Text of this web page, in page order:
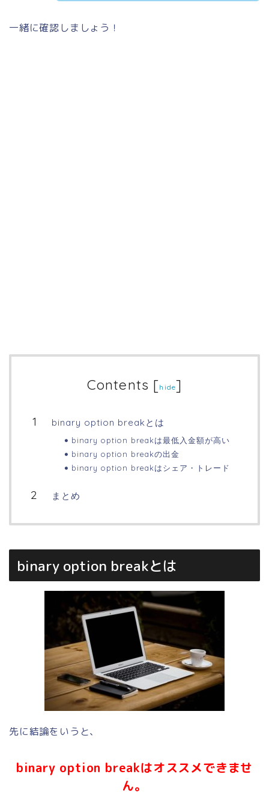
一緒に確認しましょう！
Contents [hide]
binary option breakとは
binary option breakは最低入金額が高い
binary option breakの出金
binary option breakはシェア・トレード
まとめ
binary option breakとは
先に結論をいうと、
binary option breakはオススメできませ
ん。